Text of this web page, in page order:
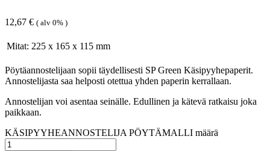
12,67 € ( alv 0% )
Mitat: 225 x 165 x 115 mm
Pöytäannostelijaan sopii täydellisesti SP Green Käsipyyhepaperit.
Annostelijasta saa helposti otettua yhden paperin kerrallaan.
Annostelijan voi asentaa seinälle. Edullinen ja kätevä ratkaisu joka
paikkaan.
KÄSIPYYHEANNOSTELIJA PÖYTÄMALLI määrä